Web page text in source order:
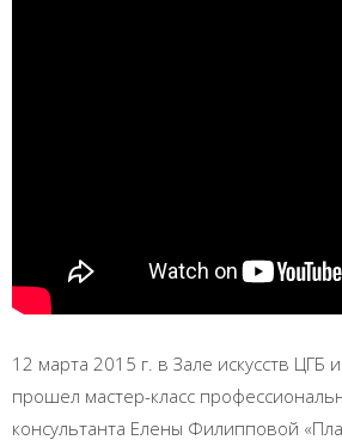
12 марта 2015 г. в Зале искусств ЦГБ
прошел мастер-класс
консультанта Елены Филипповой